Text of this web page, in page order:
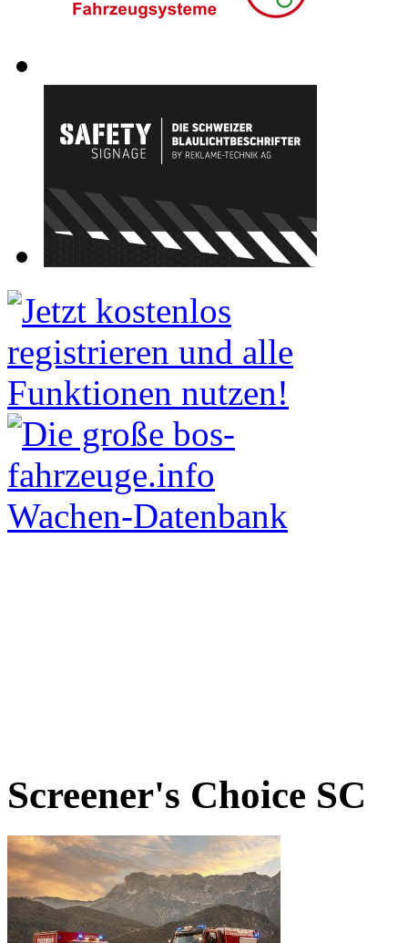
Screener's Choice SC